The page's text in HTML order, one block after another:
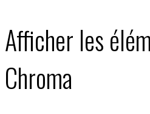
Afficher les
Chroma